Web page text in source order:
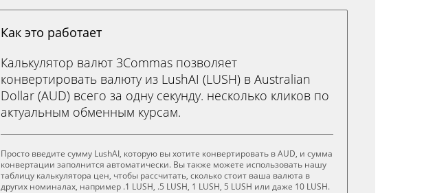
Как это работает
Калькулятор валют 3Commas позволяет
конвертировать валюту из LushAI (LUSH) в Australian
Dollar (AUD) всего за одну секунду. несколько кликов по
актуальным обменным курсам.
Просто введите сумму LushAI, которую вы хотите конвертировать в AUD, и сумма
конвертации заполнится автоматически. Вы также можете использовать нашу
таблицу калькулятора цен, чтобы рассчитать, сколько стоит ваша валюта в
других номиналах, например .1 LUSH, .5 LUSH, 1 LUSH, 5 LUSH или даже 10 LUSH.